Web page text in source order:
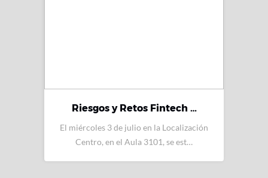
Riesgos y Retos Fintech …
El miércoles 3 de julio en la Localización
Centro, en el Aula 3101, se est…